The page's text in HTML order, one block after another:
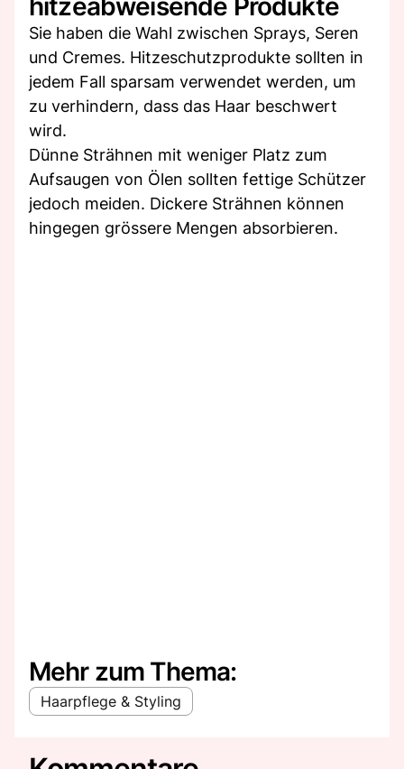
hitzeabweisende Produkte
Sie haben die Wahl zwischen Sprays, Seren
und Cremes. Hitzeschutzprodukte sollten in
jedem Fall sparsam verwendet werden, um
zu verhindern, dass das Haar beschwert
wird.
Dünne Strähnen mit weniger Platz zum
Aufsaugen von Ölen sollten fettige Schützer
jedoch meiden. Dickere Strähnen können
hingegen grössere Mengen absorbieren.
Mehr zum Thema:
Haarpflege & Styling